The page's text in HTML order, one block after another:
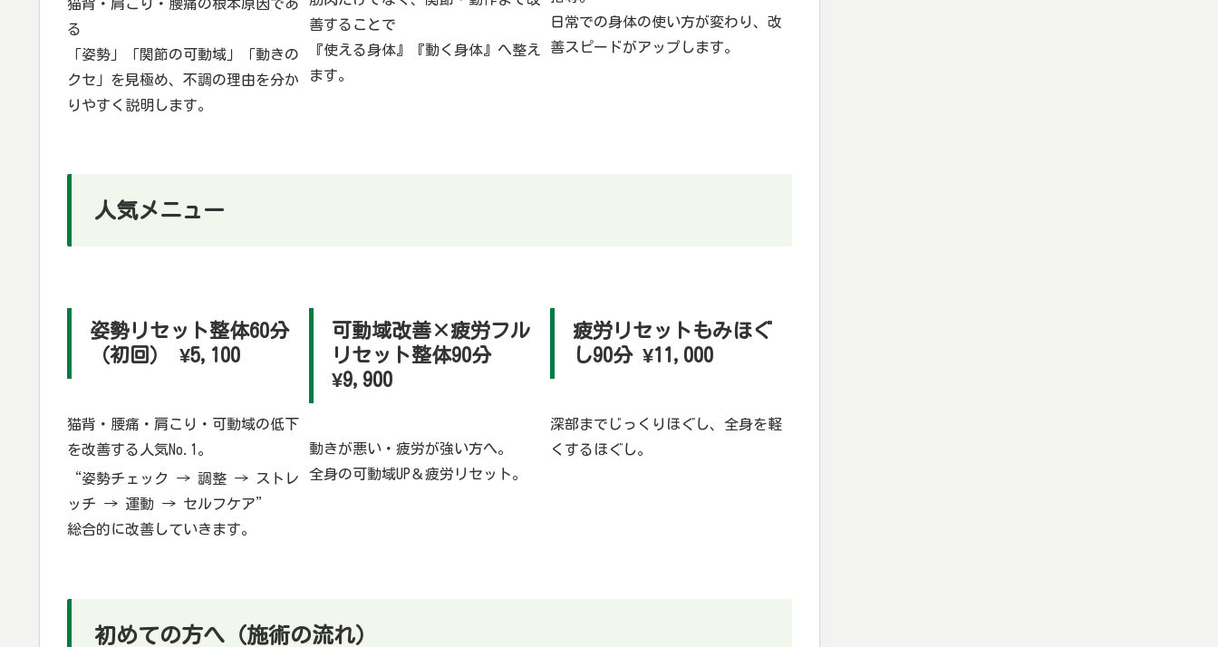
猫背・肩こり・腰痛の根本原因であ
る
「姿勢」「関節の可動域」「動きの
クセ」を見極め、不調の理由を分か
りやすく説明します。
善することで
『使える身体』『動く身体』へ整え
ます。
日常での身体の使い方が変わり、改
善スピードがアップします。
人気メニュー
姿勢リセット整体60分
（初回） ¥5,100
猫背・腰痛・肩こり・可動域の低下
を改善する人気No.1。
“姿勢チェック → 調整 → ストレ
ッチ → 運動 → セルフケア”
総合的に改善していきます。
可動域改善×疲労フル
リセット整体90分
¥9,900
動きが悪い・疲労が強い方へ。
全身の可動域UP＆疲労リセット。
疲労リセットもみほぐ
し90分 ¥11,000
深部までじっくりほぐし、全身を軽
くするほぐし。
初めての方へ（施術の流れ）